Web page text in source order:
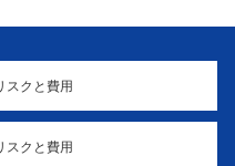
スクと費用
スクと費用